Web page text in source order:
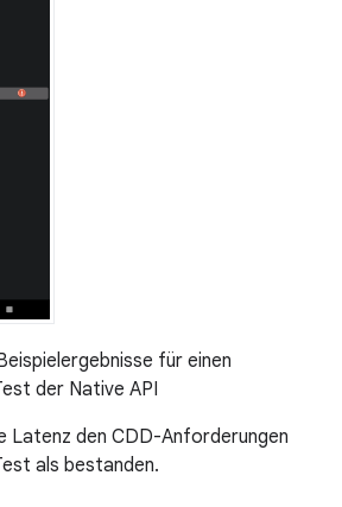
für einen
der Native API
Latenz den CDD-Anforderungen
als bestanden.